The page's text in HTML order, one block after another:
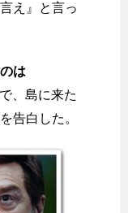
え』と言っ
は
で、島に来た
告白した。